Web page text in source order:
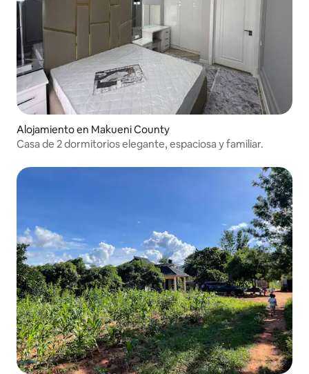
Alojamiento en Makueni County
Casa de 2 dormitorios elegante, espaciosa y familiar.